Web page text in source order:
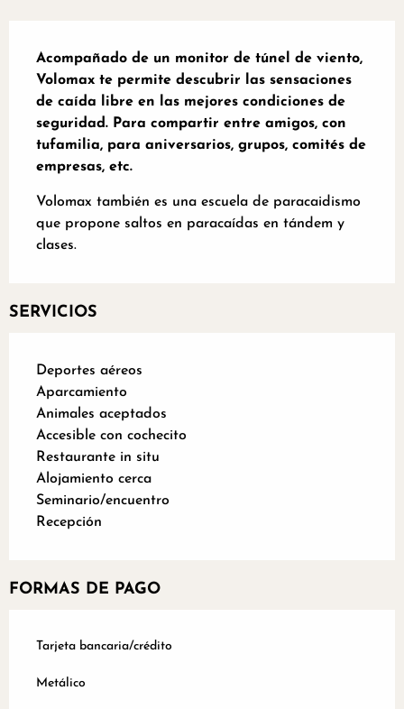
Acompañado de un monitor de túnel de viento,
Volomax te permite descubrir las sensaciones
de caída libre en las mejores condiciones de
seguridad. Para compartir entre amigos, con
tufamilia, para aniversarios, grupos, comités de
empresas, etc.
Volomax también es una escuela de paracaidismo
que propone saltos en paracaídas en tándem y
clases.
SERVICIOS
Deportes aéreos
Aparcamiento
Animales aceptados
Accesible con cochecito
Restaurante in situ
Alojamiento cerca
Seminario/encuentro
Recepción
FORMAS DE PAGO
Tarjeta bancaria/crédito
Metálico